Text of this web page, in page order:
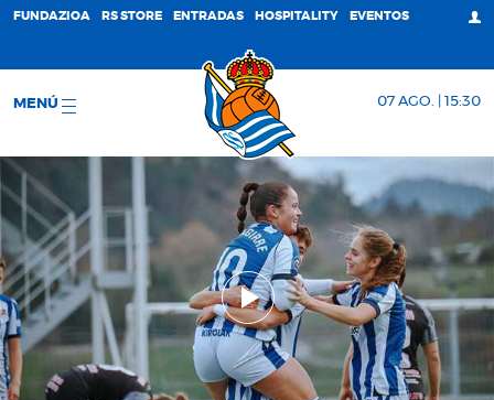
FUNDAZIOA RS STORE ENTRADAS HOSPITALITY EVENTOS
MENÚ 07 AGO. | 15:30